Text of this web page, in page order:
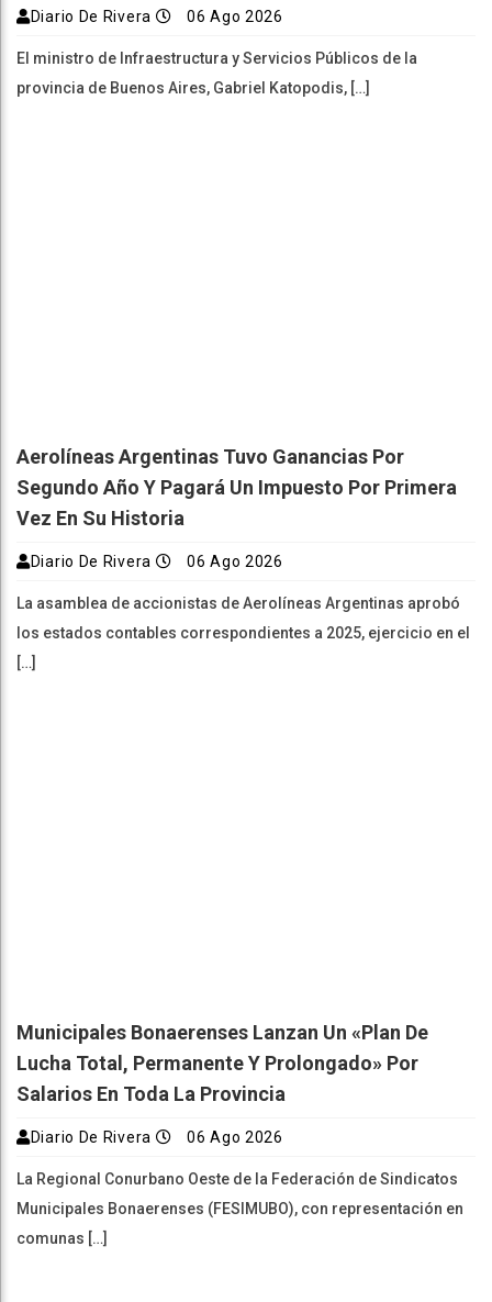
Diario De Rivera 06 Ago 2026
El ministro de Infraestructura y Servicios Públicos de la
provincia de Buenos Aires, Gabriel Katopodis, […]
Aerolíneas Argentinas Tuvo Ganancias Por
Segundo Año Y Pagará Un Impuesto Por Primera
Vez En Su Historia
Diario De Rivera 06 Ago 2026
La asamblea de accionistas de Aerolíneas Argentinas aprobó
los estados contables correspondientes a 2025, ejercicio en el
[…]
Municipales Bonaerenses Lanzan Un «plan De
Lucha Total, Permanente Y Prolongado» Por
Salarios En Toda La Provincia
Diario De Rivera 06 Ago 2026
La Regional Conurbano Oeste de la Federación de Sindicatos
Municipales Bonaerenses (FESIMUBO), con representación en
comunas […]